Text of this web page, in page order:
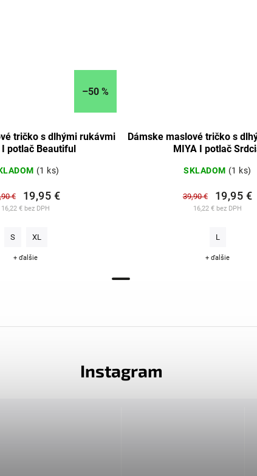
–50 %
tričko s dlhými rukávmi
I potlač Beautiful
(1 ks)
16,22 € bez DPH
€ 19,95 €
S XL
+ ďalšie
Dámske maslové tričko s
MIYA I potlač
SKLADOM (1 ks)
16,22 € bez DPH
39,90 € 19,95 €
L
+ ďalšie
Instagram